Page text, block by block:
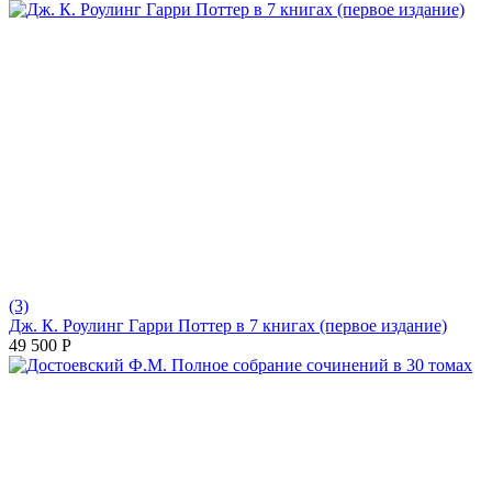
(3)
Дж. К. Роулинг Гарри Поттер в 7 книгах (первое издание)
49 500 Р